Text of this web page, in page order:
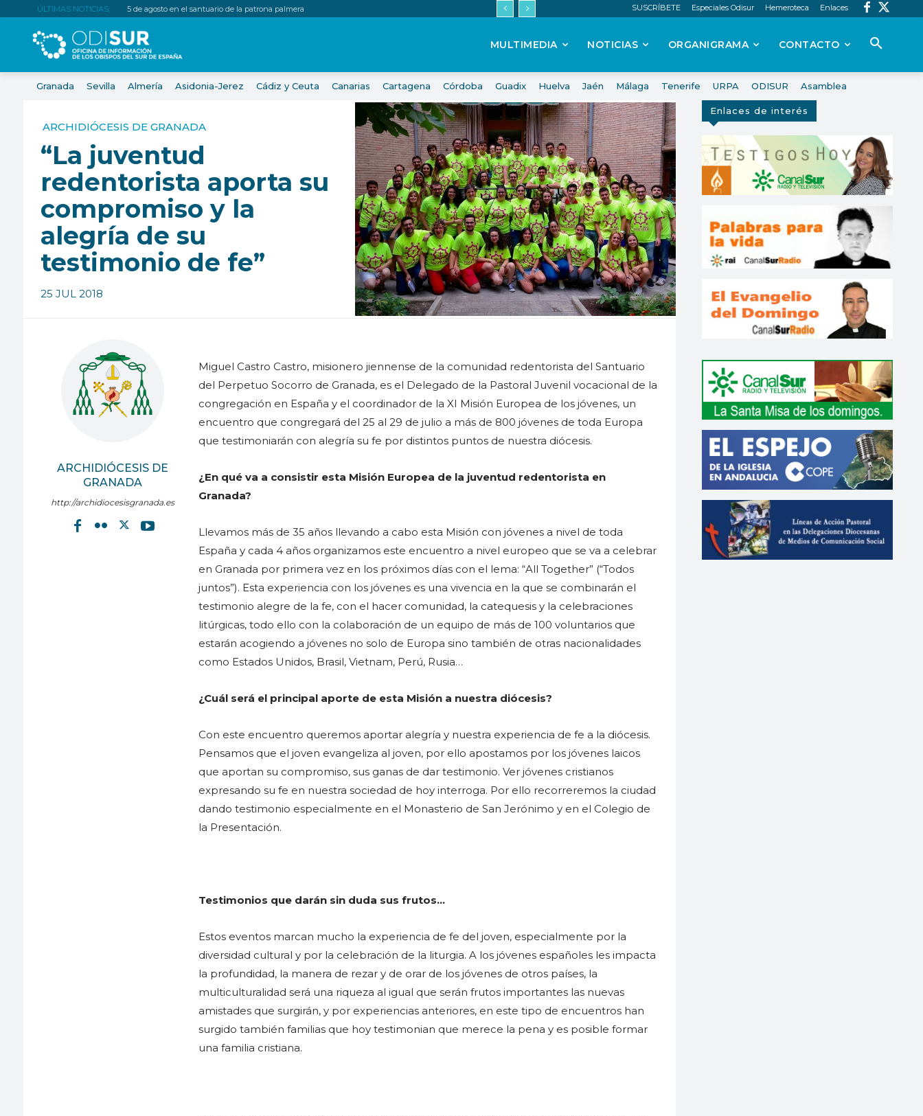
ÚLTIMAS NOTICIAS: 5 de agosto en el santuario de la patrona palmera SUSCRÍBETE Especiales Odisur Hemeroteca Enlaces
MULTIMEDIA NOTICIAS ORGANIGRAMA CONTACTO
Granada Sevilla Almería Asidonia-Jerez Cádiz y Ceuta Canarias Cartagena Córdoba Guadix Huelva Jaén Málaga Tenerife URPA ODISUR Asamblea
ARCHIDIÓCESIS DE GRANADA
“La juventud
redentorista aporta su
compromiso y la
alegría de su
testimonio de fe”
25 JUL 2018
ARCHIDIÓCESIS DE
GRANADA
http://archidiocesisgranada.es
Miguel Castro Castro, misionero jiennense de la comunidad redentorista del Santuario
del Perpetuo Socorro de Granada, es el Delegado de la Pastoral Juvenil vocacional de la
congregación en España y el coordinador de la XI Misión Europea de los jóvenes, un
encuentro que congregará del 25 al 29 de julio a más de 800 jóvenes de toda Europa
que testimoniarán con alegría su fe por distintos puntos de nuestra diócesis.
¿En qué va a consistir esta Misión Europea de la juventud redentorista en
Granada?
Llevamos más de 35 años llevando a cabo esta Misión con jóvenes a nivel de toda
España y cada 4 años organizamos este encuentro a nivel europeo que se va a celebrar
en Granada por primera vez en los próximos días con el lema: “All Together” (“Todos
juntos”). Esta experiencia con los jóvenes es una vivencia en la que se combinarán el
testimonio alegre de la fe, con el hacer comunidad, la catequesis y la celebraciones
litúrgicas, todo ello con la colaboración de un equipo de más de 100 voluntarios que
estarán acogiendo a jóvenes no solo de Europa sino también de otras nacionalidades
como Estados Unidos, Brasil, Vietnam, Perú, Rusia…
¿Cuál será el principal aporte de esta Misión a nuestra diócesis?
Con este encuentro queremos aportar alegría y nuestra experiencia de fe a la diócesis.
Pensamos que el joven evangeliza al joven, por ello apostamos por los jóvenes laicos
que aportan su compromiso, sus ganas de dar testimonio. Ver jóvenes cristianos
expresando su fe en nuestra sociedad de hoy interroga. Por ello recorreremos la ciudad
dando testimonio especialmente en el Monasterio de San Jerónimo y en el Colegio de
la Presentación.
Testimonios que darán sin duda sus frutos…
Estos eventos marcan mucho la experiencia de fe del joven, especialmente por la
diversidad cultural y por la celebración de la liturgia. A los jóvenes españoles les impacta
la profundidad, la manera de rezar y de orar de los jóvenes de otros países, la
multiculturalidad será una riqueza al igual que serán frutos importantes las nuevas
amistades que surgirán, y por experiencias anteriores, en este tipo de encuentros han
surgido también familias que hoy testimonian que merece la pena y es posible formar
una familia cristiana.
Enlaces de interés